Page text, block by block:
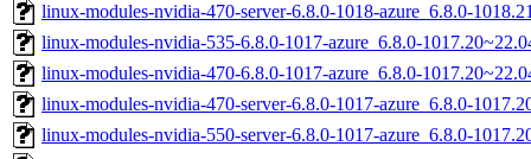
linux-modules-nvidia-470-server-6.8.0-1018-azure_6.8.0-
linux-modules-nvidia-535-6.8.0-1017-azure_6.8.0-
linux-modules-nvidia-470-6.8.0-1017-azure_6.8.0-
linux-modules-nvidia-470-server-6.8.0-1017-azure_6.8.0-
linux-modules-nvidia-550-server-6.8.0-1017-azure_6.8.0-